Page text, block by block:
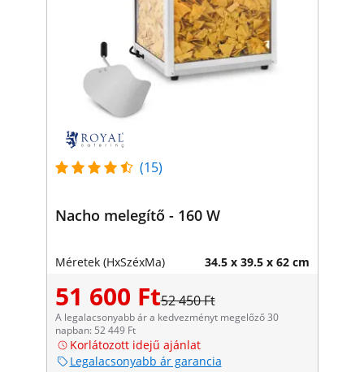
(15)
Nacho melegítő - 160 W
Méretek (HxSzéxMa) 34.5 x 39.5 x 62 cm
51 600 Ft52 450 Ft
A legalacsonyabb ár a kedvezményt megelőző 30
napban: 52 449 Ft
Korlátozott idejű ajánlat
Legalacsonyabb ár garancia